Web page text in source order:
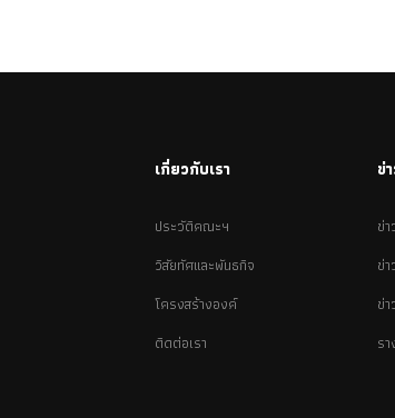
เกี่ยวกับเรา
ประวัติคณะฯ
วิสัยทัศและพันธกิจ
โครงสร้างองค์
ติดต่อเรา
ข่
ข่
ข่
ข่
ร